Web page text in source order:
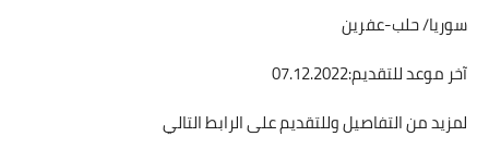
سوريا/ حلب-عفرين
آخر موعد للتقديم:07.12.2022
لمزيد من التفاصيل وللتقديم على الرابط التالي